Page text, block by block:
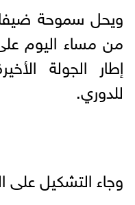
ويحل سموحة ضيفا
من مساء اليوم
إطار الجولة
للدوري.
وجاء التشكيل على